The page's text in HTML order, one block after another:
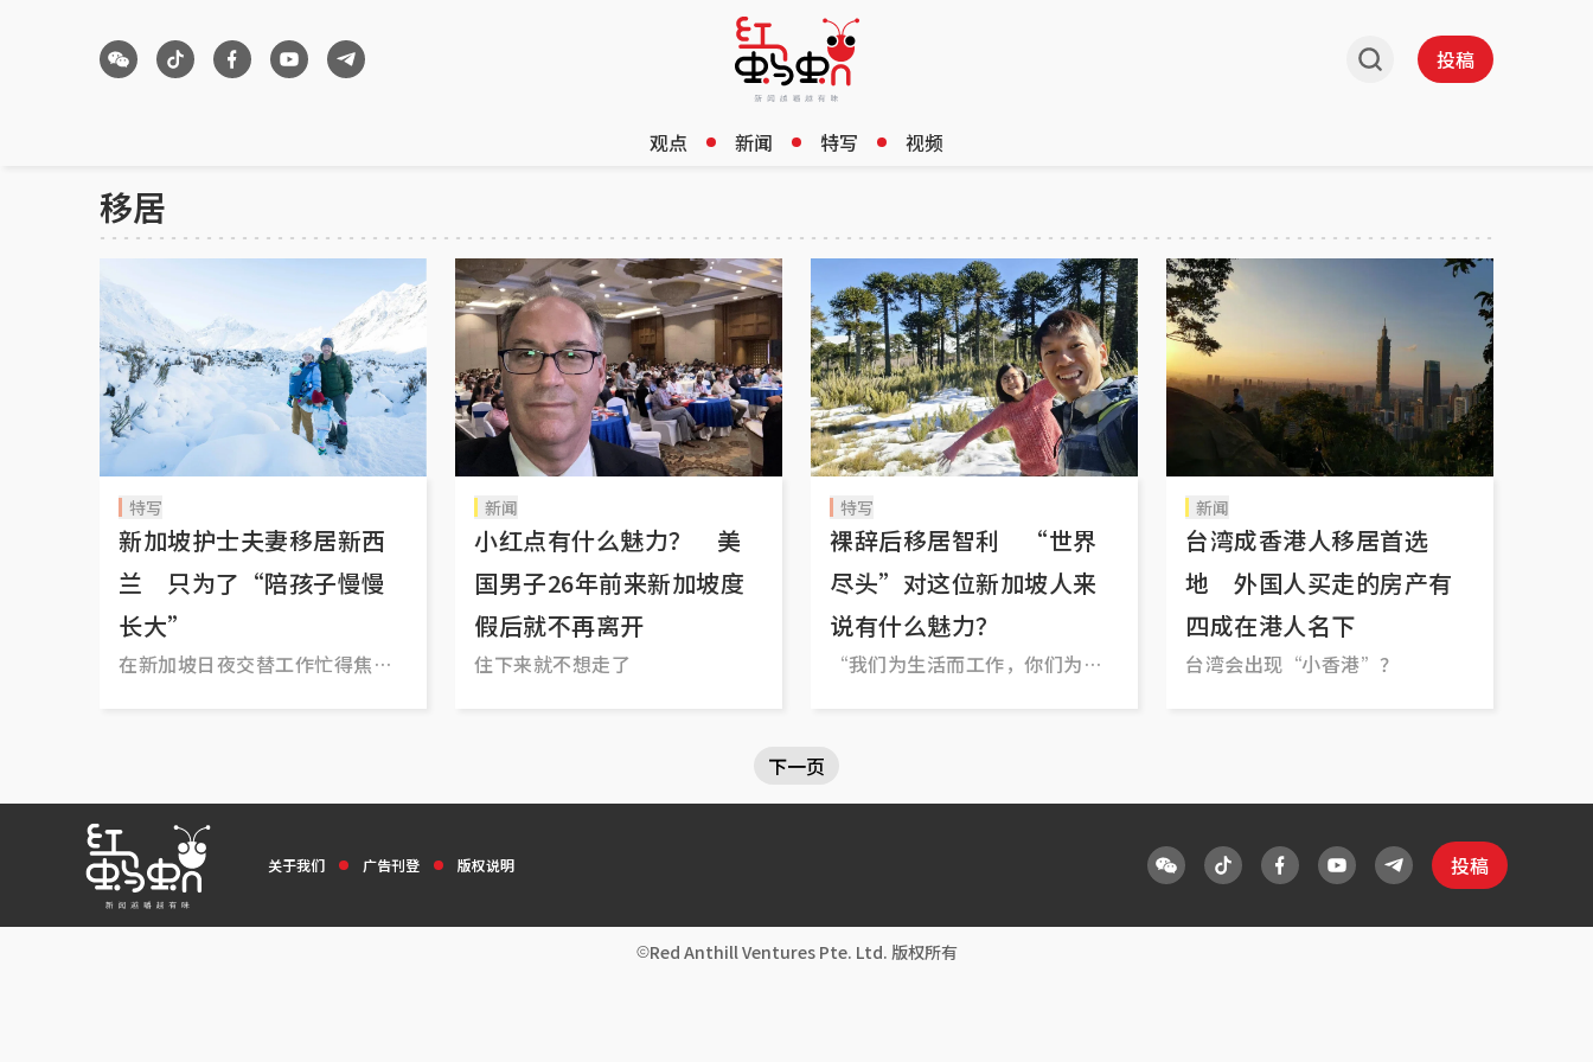
投稿
观点 新闻 特写 视频
移居
特写
新加坡护士夫妻移居新西
兰 只为了“陪孩子慢慢
长大”
在新加坡日夜交替工作忙得焦头
新闻
小红点有什么魅力？ 美
国男子26年前来新加坡度
假后就不再离开
住下来就不想走了
特写
裸辞后移居智利 “世界
尽头”对这位新加坡人来
说有什么魅力？
“我们为生活而工作，你们为工
新闻
台湾成香港人移居首选
地 外国人买走的房产有
四成在港人名下
台湾会出现“小香港”？
下一页
关于我们 广告刊登 版权说明 投稿
Red Anthill Ventures Pte. Ltd. 版权所有